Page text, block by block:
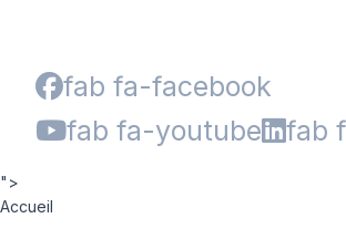
fab fa-facebook
fab fa-youtube
fab
">
Accueil